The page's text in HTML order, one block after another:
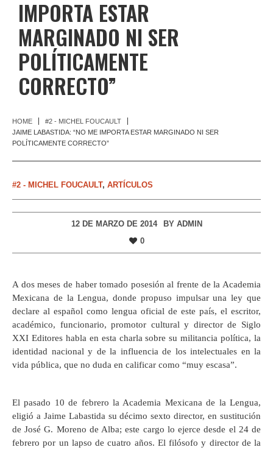
IMPORTA ESTAR
MARGINADO NI SER
POLÍTICAMENTE
CORRECTO”
HOME
#2 - MICHEL FOUCAULT
JAIME LABASTIDA: “NO ME IMPORTA ESTAR MARGINADO NI SER
POLÍTICAMENTE CORRECTO”
#2 - MICHEL FOUCAULT, ARTÍCULOS
12 DE MARZO DE 2014 BY ADMIN
0
A dos meses de haber tomado posesión al frente de la Academia
Mexicana de la Lengua, donde propuso impulsar una ley que
declare al español como lengua oficial de este país, el escritor,
académico, funcionario, promotor cultural y director de Siglo
XXI Editores habla en esta charla sobre su militancia política, la
identidad nacional y de la influencia de los intelectuales en la
vida pública, que no duda en calificar como “muy escasa”.
El pasado 10 de febrero la Academia Mexicana de la Lengua,
eligió a Jaime Labastida su décimo sexto director, en sustitución
de José G. Moreno de Alba; este cargo lo ejerce desde el 24 de
febrero por un lapso de cuatro años. El filósofo y director de la